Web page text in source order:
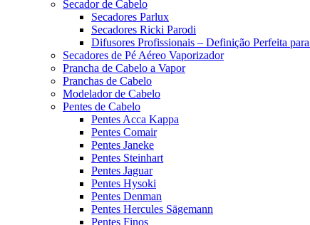
Secador de Cabelo
Secadores Parlux
Secadores Ricki Parodi
Difusores Profissionais – Definição Perfeita
Secadores de Pé Aéreo Vaporizador
Prancha de Cabelo a Vapor
Pranchas de Cabelo
Modelador de Cabelo
Pentes de Cabelo
Pentes Acca Kappa
Pentes Comair
Pentes Janeke
Pentes Steinhart
Pentes Jaguar
Pentes Hysoki
Pentes Denman
Pentes Hercules Sägemann
Pentes Finos